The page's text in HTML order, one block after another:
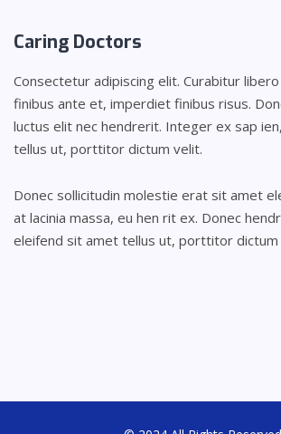
Caring Doctors
Consectetur adipiscing elit. Curabitur libero
finibus ante et, imperdiet finibus risus.
luctus elit nec hendrerit. Integer ex sap
tellus ut, porttitor dictum velit.
Donec sollicitudin molestie erat sit amet
at lacinia massa, eu hen rit ex. Donec
eleifend sit amet tellus ut, porttitor dictum